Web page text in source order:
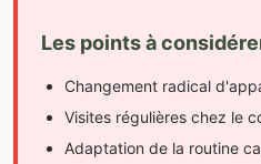
Les points à
Changement radical
Visites régulières chez le
Adaptation de la routine